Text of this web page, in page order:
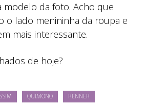
modelo da foto. Acho que
o lado menininha da roupa e
mais interessante.
de hoje?
QUIMONO RENNER